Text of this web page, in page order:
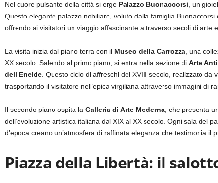
Nel cuore pulsante della città si erge Palazzo Buonaccorsi , un
Questo elegante palazzo nobiliare, voluto dalla famiglia
offrendo ai visitatori un viaggio affascinante attraverso secoli di arte
La visita inizia dal piano terra con il Museo della Carrozza , una
XX secolo. Salendo al primo piano, si entra nella sezione di Arte
dell’Eneide . Questo ciclo di affreschi del XVIII secolo, realizzato
trasportando il visitatore nell’epica virgiliana attraverso immagini di
Il secondo piano ospita la Galleria di Arte Moderna , che presenta
dell’evoluzione artistica italiana dal XIX al XX secolo. Ogni sala del
d’epoca creano un’atmosfera di raffinata eleganza che testimonia
Piazza della Libertà: il